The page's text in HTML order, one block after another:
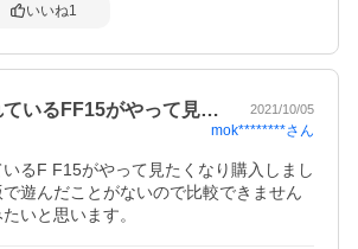
いいね1
ているFF15がやって見… 2021/10/05
mok********さん
るF F15がやって見たくなり購入しまし
遊んだことがないので比較できません
いと思います。